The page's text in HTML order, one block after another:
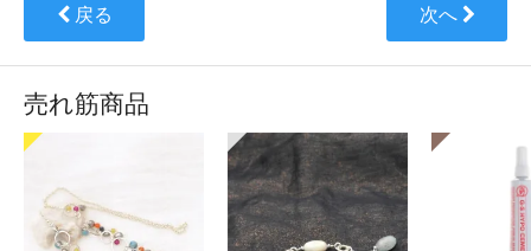
戻る 次へ
売れ筋商品